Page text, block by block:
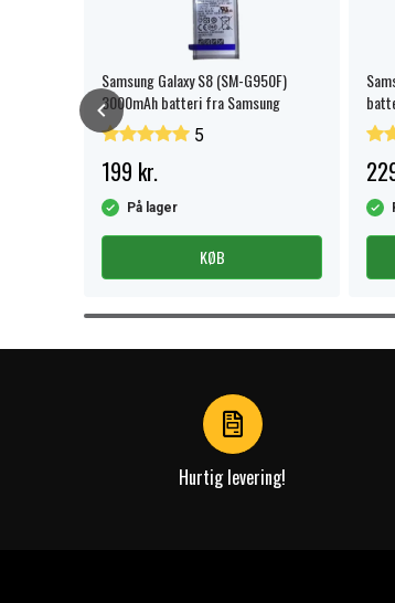
Samsung Galaxy S8 (SM-G950F)
3000mAh batteri fra Samsung
5
199 kr.
På lager
KØB
Item
Hurtig levering!